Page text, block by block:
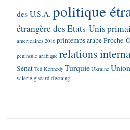
des U.S.A. politique
étrangère des Etats-Unis
americaines 2016 printemps arabeProche-
péninsule arabique relations
Sénat Ted Kennedy Turquie Ukraine
valérie giscard d'estaing